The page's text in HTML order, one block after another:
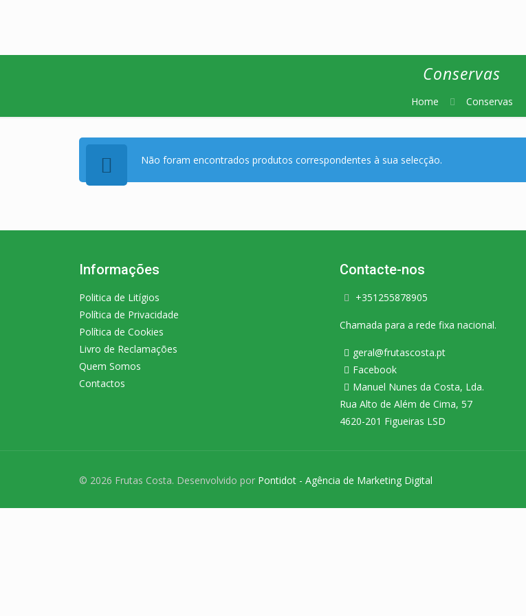
Conservas
Home Conservas
Não foram encontrados produtos correspondentes à sua selecção.
Informações
Politica de Litígios
Política de Privacidade
Política de Cookies
Livro de Reclamações
Quem Somos
Contactos
Contacte-nos
+351255878905
Chamada para a rede fixa nacional.
geral@frutascosta.pt
Facebook
Manuel Nunes da Costa, Lda.
Rua Alto de Além de Cima, 57
4620-201 Figueiras LSD
© 2026 Frutas Costa. Desenvolvido por Pontidot - Agência de Marketing Digital